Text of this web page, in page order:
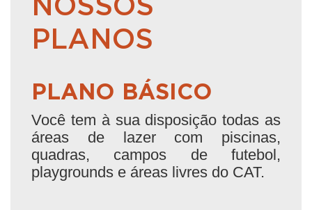
NOSSOS
PLANOS
PLANO BÁSICO
Você tem à sua disposição todas as
áreas de lazer com piscinas,
quadras, campos de futebol,
playgrounds e áreas livres do CAT.